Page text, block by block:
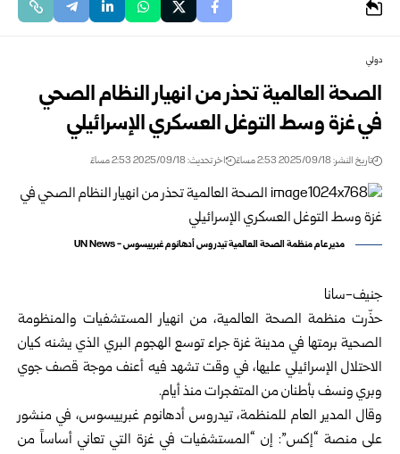
دولي
الصحة العالمية تحذر من انهيار النظام الصحي
في غزة وسط التوغل العسكري الإسرائيلي
تاريخ النشر: 2025/09/18 2:53 مساءً اخر تحديث: 2025/09/18 2:53 مساءً
مدير عام منظمة الصحة العالمية تيدروس أدهانوم غبرييسوس - UN News
جنيف-سانا
حذّرت منظمة الصحة العالمية، من انهيار المستشفيات والمنظومة
الصحية برمتها في مدينة غزة جراء توسع الهجوم البري الذي يشنه كيان
الاحتلال الإسرائيلي عليها، في وقت تشهد فيه أعنف موجة قصف جوي
وبري ونسف بأطنان من المتفجرات منذ أيام.
وقال المدير العام للمنظمة، تيدروس أدهانوم غبرييسوس، في منشور
على منصة “إكس”: إن “المستشفيات في غزة التي تعاني أساساً من